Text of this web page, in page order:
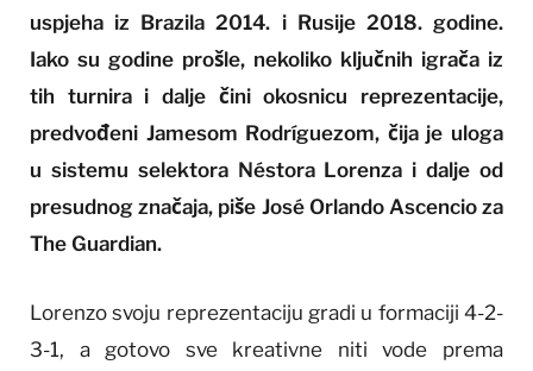
uspjeha iz Brazila 2014. i Rusije 2018. godine.
Iako su godine prošle, nekoliko ključnih igrača iz
tih turnira i dalje čini okosnicu reprezentacije,
predvođeni Jamesom Rodríguezom, čija je uloga
u sistemu selektora Néstora Lorenza i dalje od
presudnog značaja, piše José Orlando Ascencio za
The Guardian.
Lorenzo svoju reprezentaciju gradi u formaciji 4-2-
3-1, a gotovo sve kreativne niti vode prema